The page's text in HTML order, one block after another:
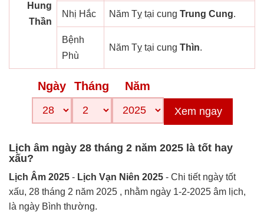
Hung
Thần
Nhị Hắc Năm Tỵ tại cung Trung Cung.
Bệnh
Phù
Năm Tỵ tại cung Thìn.
Ngày Tháng Năm
Xem ngay
Lịch âm ngày 28 tháng 2 năm 2025 là tốt hay
xấu?
Lịch Âm 2025 - Lịch Vạn Niên 2025 - Chi tiết ngày tốt
xấu, 28 tháng 2 năm 2025 , nhằm ngày 1-2-2025 âm lịch,
là ngày Bình thường.